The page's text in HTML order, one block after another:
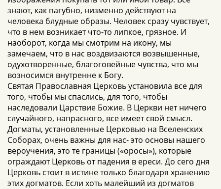
знают, как пагубно, низменно действуют на
человека блудные образы. Человек сразу чувствует,
что в нем возникает что-то липкое, грязное. И
наоборот, когда мы смотрим на икону, мы
замечаем, что в нас воздвизаются возвышенные,
одухотворенные, благоговейные чувства, что мы
возносимся внутренне к Богу.
Святая Православная Церковь установила все для
того, чтобы мы спаслись, для того, чтобы
наследовали Царствие Божие. В Церкви нет ничего
случайного, напрасного, все имеет свой смысл.
Догматы, установленные Церковью на Вселенских
Соборах, очень важны для нас- это основы нашего
вероучения, это те границы («оросы»), которые
ограждают Церковь от падения в ереси. До сего дня
Церковь стоит в истине только благодаря хранению
этих догматов. Если хоть малейший из догматов